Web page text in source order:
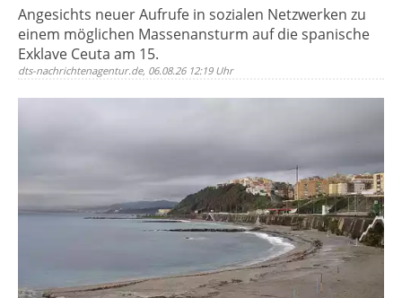
Angesichts neuer Aufrufe in sozialen Netzwerken zu
einem möglichen Massenansturm auf die spanische
Exklave Ceuta am 15.
dts-nachrichtenagentur.de, 06.08.26 12:19 Uhr